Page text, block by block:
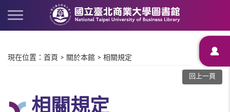
現在位置 ： 首頁 > 關於本館 > 相關規定
回上一頁
相關規定